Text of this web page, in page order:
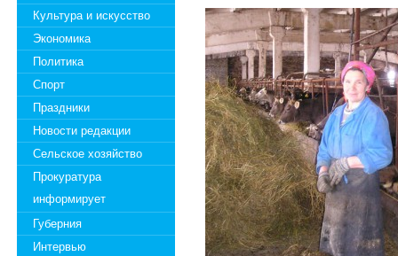
Культура и искусство
Экономика
Политика
Спорт
Праздники
Новости редакции
Сельское хозяйство
Прокуратура
информирует
Губерния
Интервью